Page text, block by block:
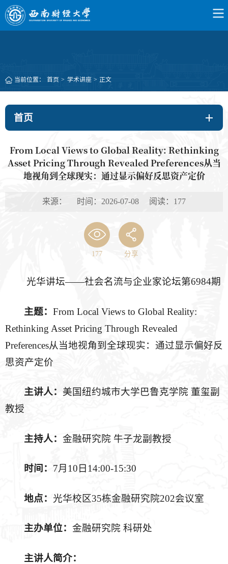
当前位置： 首页 > 学术讲座 > 正文
首页
From Local Views to Global Reality: Rethinking
Asset Pricing Through Revealed Preferences从当
地视角到全球现实：通过显示偏好反思资产定价
来源： 时间：2026-07-08 阅读： 177
177 分享
光华讲坛——社会名流与企业家论坛第6984期
主题：From Local Views to Global Reality:
Rethinking Asset Pricing Through Revealed
Preferences从当地视角到全球现实：通过显示偏好反
思资产定价
主讲人： 美国纽约城市大学巴鲁克学院 董玺副
教授
主持人：金融研究院 牛子龙副教授
时间 ： 7月10日14:00-15:30
地点： 光华校区35栋金融研究院202会议室
主办单位：金融研究院 科研处
主讲人简介：